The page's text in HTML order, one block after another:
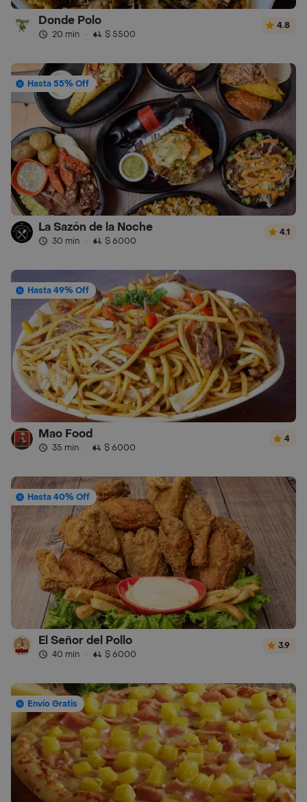
Donde Polo
20 min · $ 5500
4.8
Hasta 55% Off
La Sazón de la Noche
30 min · $ 6000
4.1
Hasta 49% Off
Mao Food
35 min · $ 6000
4
Hasta 40% Off
El Señor del Pollo
40 min · $ 6000
3.9
Envío Gratis